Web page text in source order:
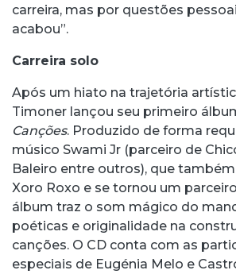
carreira, mas por questões
acabou”.
Carreira solo
Após um hiato na trajetória
Timoner lançou seu primeiro
Canções. Produzido de forma
músico Swami Jr (parceiro de
Baleiro entre outros), que
Xoro Roxo e se tornou um
álbum traz o som mágico do
poéticas e originalidade na
canções. O CD conta com as
especiais de Eugénia Melo e